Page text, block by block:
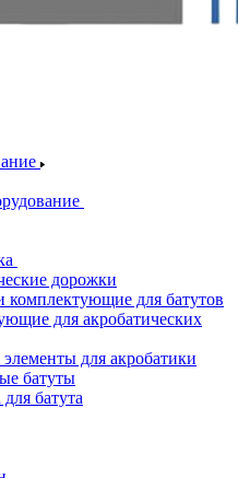
дорожки
комплектующие для батутов
для акробатических
для акробатики
батуты
батута